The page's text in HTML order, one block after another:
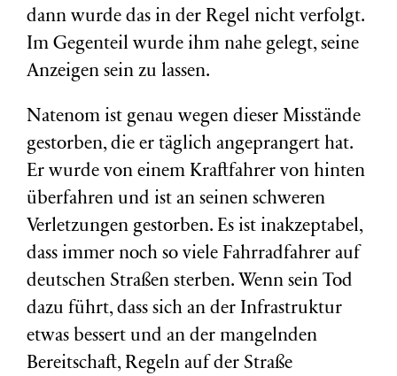
dann wurde das in der Regel nicht verfolgt.
Im Gegenteil wurde ihm nahe gelegt, seine
Anzeigen sein zu lassen.
Natenom ist genau wegen dieser Misstände
gestorben, die er täglich angeprangert hat.
Er wurde von einem Kraftfahrer von hinten
überfahren und ist an seinen schweren
Verletzungen gestorben. Es ist inakzeptabel,
dass immer noch so viele Fahrradfahrer auf
deutschen Straßen sterben. Wenn sein Tod
dazu führt, dass sich an der Infrastruktur
etwas bessert und an der mangelnden
Bereitschaft, Regeln auf der Straße